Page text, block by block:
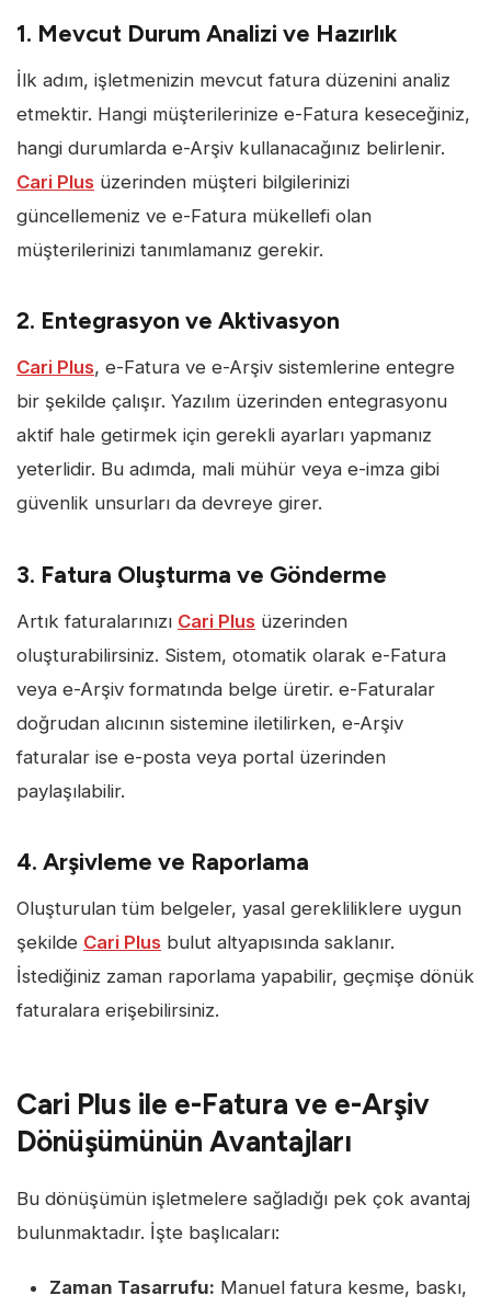
1. Mevcut Durum Analizi ve Hazırlık
İlk adım, işletmenizin mevcut fatura düzenini analiz
etmektir. Hangi müşterilerinize e-Fatura keseceğiniz,
hangi durumlarda e-Arşiv kullanacağınız belirlenir.
Cari Plus üzerinden müşteri bilgilerinizi
güncellemeniz ve e-Fatura mükellefi olan
müşterilerinizi tanımlamanız gerekir.
2. Entegrasyon ve Aktivasyon
Cari Plus, e-Fatura ve e-Arşiv sistemlerine entegre
bir şekilde çalışır. Yazılım üzerinden entegrasyonu
aktif hale getirmek için gerekli ayarları yapmanız
yeterlidir. Bu adımda, mali mühür veya e-imza gibi
güvenlik unsurları da devreye girer.
3. Fatura Oluşturma ve Gönderme
Artık faturalarınızı Cari Plus üzerinden
oluşturabilirsiniz. Sistem, otomatik olarak e-Fatura
veya e-Arşiv formatında belge üretir. e-Faturalar
doğrudan alıcının sistemine iletilirken, e-Arşiv
faturalar ise e-posta veya portal üzerinden
paylaşılabilir.
4. Arşivleme ve Raporlama
Oluşturulan tüm belgeler, yasal gerekliliklere uygun
şekilde Cari Plus bulut altyapısında saklanır.
İstediğiniz zaman raporlama yapabilir, geçmişe dönük
faturalara erişebilirsiniz.
Cari Plus ile e-Fatura ve e-Arşiv
Dönüşümünün Avantajları
Bu dönüşümün işletmelere sağladığı pek çok avantaj
bulunmaktadır. İşte başlıcaları:
Zaman Tasarrufu: Manuel fatura kesme, baskı,